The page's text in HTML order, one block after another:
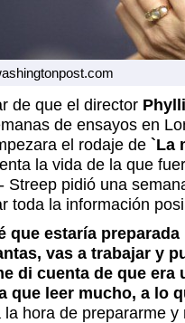
de que el director
de ensayos en
el rodaje de `La
la vida de la que
- Streep pidió una
toda la información
que estaría
vas a trabajar y
di cuenta de que era
que leer mucho, a lo
la hora de prepararme